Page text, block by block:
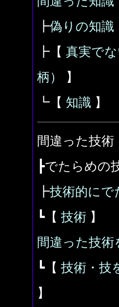
┣偽りの知識
┣【 真実で
柄）
】
┗【 知識 】
間違った技術
┣でたらめの
┣技術的にで
┗【 技術 】
間違った技術
┗【 技術・技
】